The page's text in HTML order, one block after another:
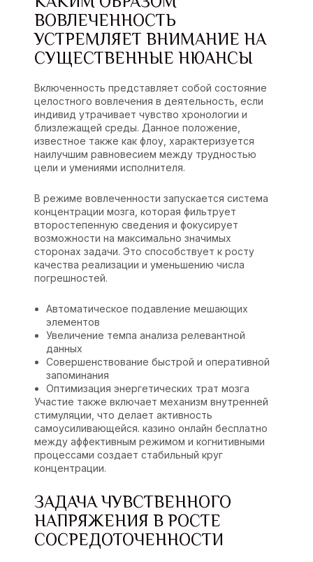
ВОВЛЕЧЕННОСТЬ
УСТРЕМЛЯЕТ ВНИМАНИЕ НА
СУЩЕСТВЕННЫЕ НЮАНСЫ
Включенность представляет собой состояние
целостного вовлечения в деятельность, если
индивид утрачивает чувство хронологии и
близлежащей среды. Данное положение,
известное также как флоу, характеризуется
наилучшим равновесием между трудностью
цели и умениями исполнителя.
В режиме вовлеченности запускается система
концентрации мозга, которая фильтрует
второстепенную сведения и фокусирует
возможности на максимально значимых
сторонах задачи. Это способствует к росту
качества реализации и уменьшению числа
погрешностей.
Автоматическое подавление мешающих
элементов
Увеличение темпа анализа релевантной
данных
Совершенствование быстрой и оперативной
запоминания
Оптимизация энергетических трат мозга
Участие также включает механизм внутренней
стимуляции, что делает активность
самоусиливающейся. казино онлайн бесплатно
между аффективным режимом и когнитивными
процессами создает стабильный круг
концентрации.
ЗАДАЧА ЧУВСТВЕННОГО
НАПРЯЖЕНИЯ В РОСТЕ
СОСРЕДОТОЧЕННОСТИ